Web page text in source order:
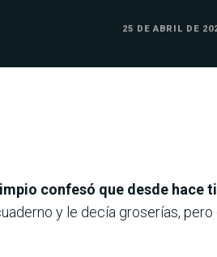
25 DE ABRIL DE
confesó que desde hace
y le decía groserías, pero